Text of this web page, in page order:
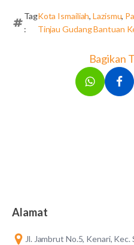
Tag
:
Kota Ismailiah,Lazismu,
Tinjau Gudang Bantuan
Bagikan
Alamat
Jl. Jambrut No.5, Kenari,